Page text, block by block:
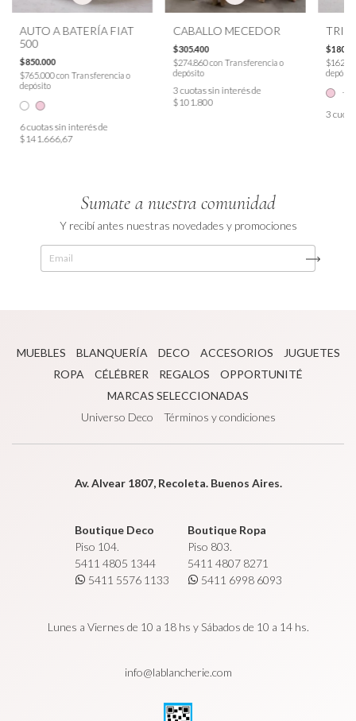
AUTO A BATERÍA FIAT
500
$850.000
$765.000con Transferencia o
depósito
6cuotas sin interés de
$141.666,67
CABALLO MECEDOR
$305.400
$274.860con Transferencia o
depósito
3cuotas sin interés de
$101.800
depósito
+1
3
Sumate a nuestra comunidad
Y recibí antes nuestras novedades y promociones
MUEBLES BLANQUERÍA DECO ACCESORIOS
JUGUETES
ROPA
CÉLÉBRER REGALOS
OPPORTUNITÉ
MARCAS SELECCIONADAS
Universo Deco
Términos y condiciones
Av. Alvear 1807, Recoleta. Buenos Aires.
Boutique Deco
Piso 104.
5411 4805 1344
5411 5576 1133
Boutique Ropa
Piso 803.
5411 4807 8271
5411 6998 6093
Lunes a Viernes de 10 a 18 hs y Sábados de 10 a 14 hs.
info@lablancherie.com